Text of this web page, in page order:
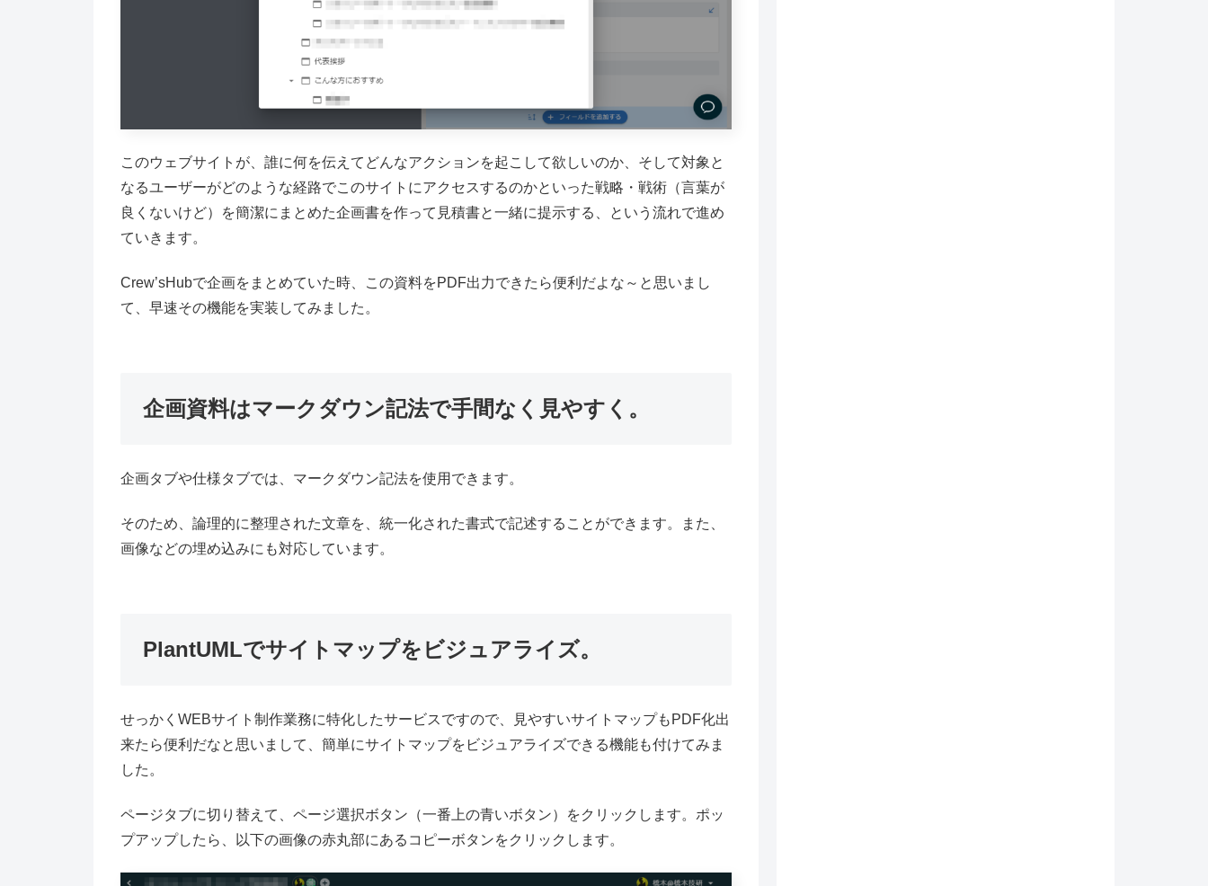
このウェブサイトが、誰に何を伝えてどんなアクションを起こして欲しいのか、そして対象と
なるユーザーがどのような経路でこのサイトにアクセスするのかといった戦略・戦術（言葉が
良くないけど）を簡潔にまとめた企画書を作って見積書と一緒に提示する、という流れで進め
ていきます。
Crew’sHubで企画をまとめていた時、この資料をPDF出力できたら便利だよな～と思いまし
て、早速その機能を実装してみました。
企画資料はマークダウン記法で手間なく見やすく。
企画タブや仕様タブでは、マークダウン記法を使用できます。
そのため、論理的に整理された文章を、統一化された書式で記述することができます。また、
画像などの埋め込みにも対応しています。
PlantUMLでサイトマップをビジュアライズ。
せっかくWEBサイト制作業務に特化したサービスですので、見やすいサイトマップもPDF化出
来たら便利だなと思いまして、簡単にサイトマップをビジュアライズできる機能も付けてみま
した。
ページタブに切り替えて、ページ選択ボタン（一番上の青いボタン）をクリックします。ポッ
プアップしたら、以下の画像の赤丸部にあるコピーボタンをクリックします。